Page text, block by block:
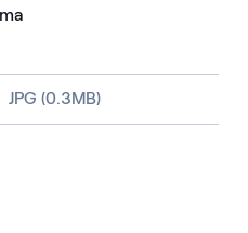
tipo di file
JPG (0.3MB)